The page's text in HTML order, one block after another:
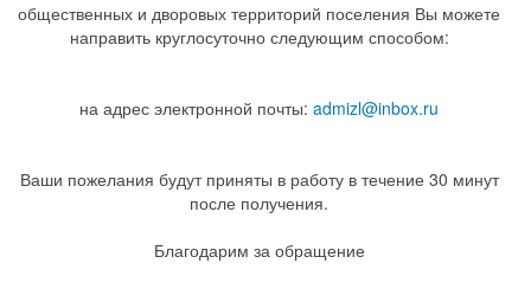
общественных и дворовых территорий поселения Вы можете
направить круглосуточно следующим способом:
на адрес электронной почты: admizl@inbox.ru
Ваши пожелания будут приняты в работу в течение 30 минут
после получения.
Благодарим за обращение